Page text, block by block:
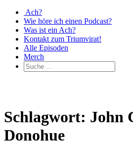
Ach?
Wie höre ich einen Podcast?
Was ist ein Ach?
Kontakt zum Triumvirat!
Alle Episoden
Merch
Schlagwort: John
Donohue